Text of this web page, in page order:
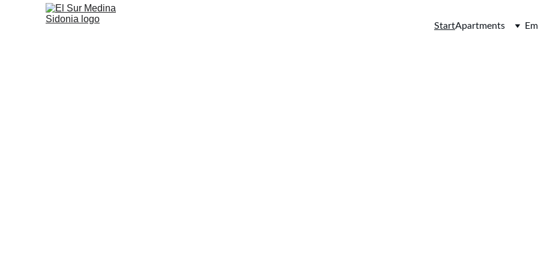
StartApartments